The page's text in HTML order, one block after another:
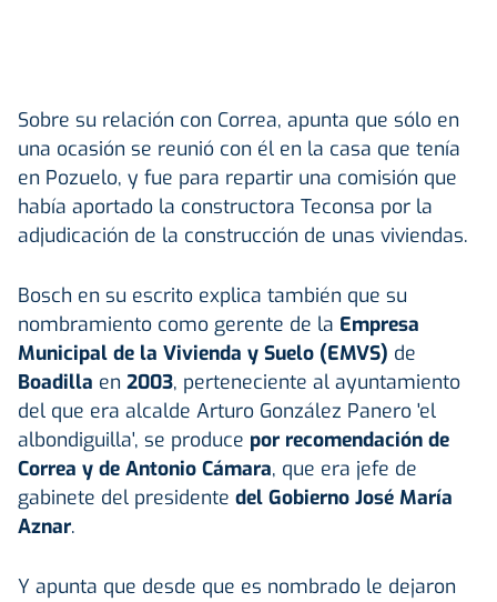
Sobre su relación con Correa, apunta que sólo en
una ocasión se reunió con él en la casa que tenía
en Pozuelo, y fue para repartir una comisión que
había aportado la constructora Teconsa por la
adjudicación de la construcción de unas viviendas.
Bosch en su escrito explica también que su
nombramiento como gerente de la Empresa
Municipal de la Vivienda y Suelo (EMVS) de
Boadilla en 2003, perteneciente al ayuntamiento
del que era alcalde Arturo González Panero 'el
albondiguilla', se produce por recomendación de
Correa y de Antonio Cámara, que era jefe de
gabinete del presidente del Gobierno José María
Aznar.
Y apunta que desde que es nombrado le dejaron